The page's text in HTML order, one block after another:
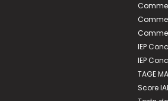
IEP
IEP
TAGE
Score